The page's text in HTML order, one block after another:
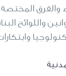
والفرق المختصة
واللوائح